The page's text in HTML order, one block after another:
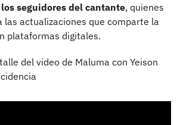
seguidores del cantante, quienes
actualizaciones que comparte la
plataformas digitales.
del video de Maluma con Yeison